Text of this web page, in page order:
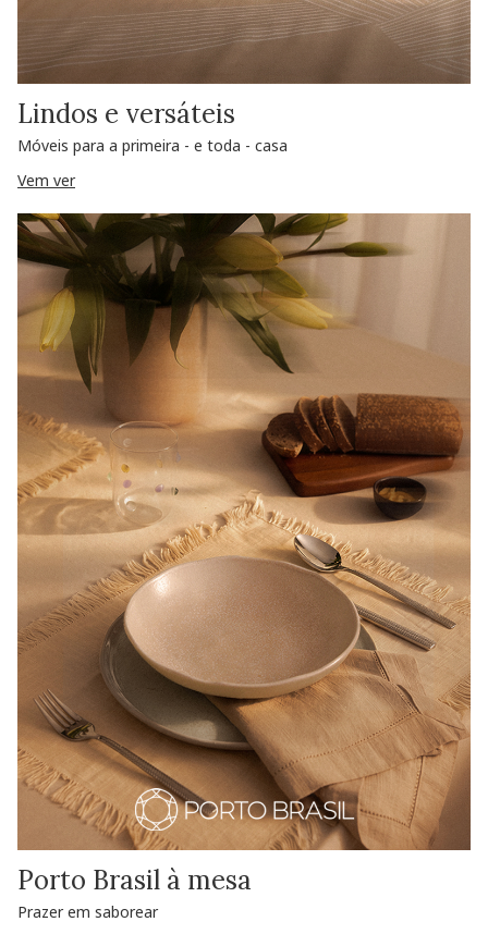
Lindos e versáteis
Móveis para a primeira - e toda - casa
Vem ver
Porto Brasil à mesa
Prazer em saborear